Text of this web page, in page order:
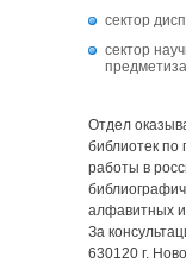
сектор
сектор
Отдел
библиотек по
работы в
алфавитных и
За
630120 г.